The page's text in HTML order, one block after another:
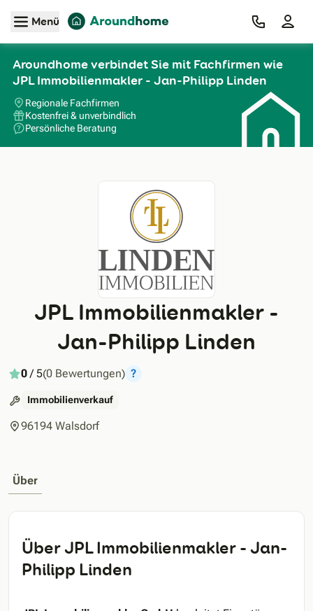
Zum Hauptinhalt
Menü
Aroundhome verbindet Sie mit Fachfirmen wie
JPL Immobilienmakler - Jan-Philipp Linden
Regionale Fachfirmen
Kostenfrei & unverbindlich
Persönliche Beratung
JPL Immobilienmakler -
Jan-Philipp Linden
0/ 5(0 Bewertungen) ?
Immobilienverkauf
96194 Walsdorf
Über
Über JPL Immobilienmakler - Jan-
Philipp Linden